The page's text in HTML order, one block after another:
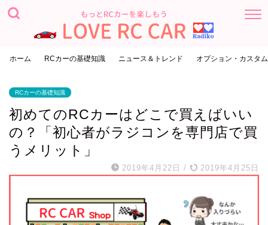
ホーム RCカーの基礎知識 ニュース＆トレンド オプション・カスタム
RCカーの基礎知識
初めてのRCカーはどこで買えばいい
の？「初心者がラジコンを専門店で買
うメリット」
2019年4月22日 / 2019年4月25日